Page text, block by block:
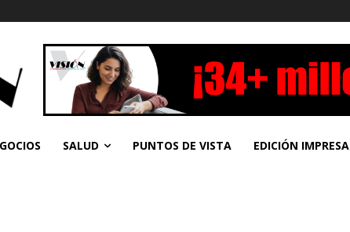
SALUD PUNTOS DE VISTA EDICIÓN IMPRESA